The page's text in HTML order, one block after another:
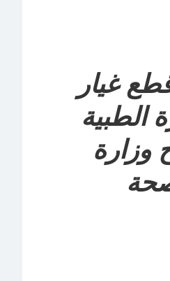
غيار
الطبية
وزارة